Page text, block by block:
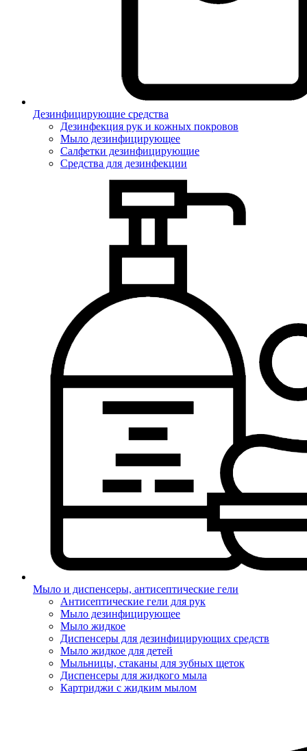
Дезинфицирующие средства
Дезинфекция рук и кожных покровов
Мыло дезинфицирующее
Салфетки дезинфицирующие
Средства для дезинфекции
Мыло и диспенсеры, антисептические гели
Антисептические гели для рук
Мыло дезинфицирующее
Мыло жидкое
Диспенсеры для дезинфицирующих средств
Мыло жидкое для детей
Мыльницы, стаканы для зубных щеток
Диспенсеры для жидкого мыла
Картриджи с жидким мылом